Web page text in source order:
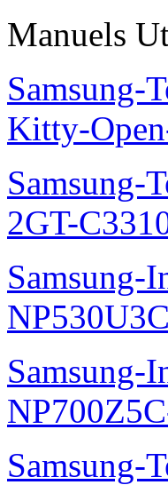
Manuels
Samsung-
Kitty-
Samsung-
2GT-
Samsung-
Samsung-
Samsung-